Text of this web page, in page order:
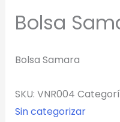
o haz clic
Bolsa
Bolsa Samara
SKU: VNR004
Sin categorizar